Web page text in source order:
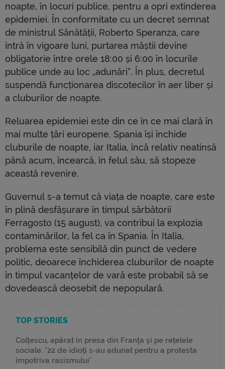
noapte, în locuri publice, pentru a opri extinderea
epidemiei. În conformitate cu un decret semnat
de ministrul Sănătății, Roberto Speranza, care
intră în vigoare luni, purtarea măștii devine
obligatorie între orele 18:00 și 6:00 în locurile
publice unde au loc „adunări”. În plus, decretul
suspendă funcționarea discotecilor în aer liber și
a cluburilor de noapte.
Reluarea epidemiei este din ce în ce mai clară în
mai multe țări europene. Spania își închide
cluburile de noapte, iar Italia, încă relativ neatinsă
până acum, încearcă, în felul său, să stopeze
această revenire.
Guvernul s-a temut că viața de noapte, care este
în plină desfășurare în timpul sărbătorii
Ferragosto (15 august), va contribui la explozia
contaminărilor, la fel ca în Spania. În Italia,
problema este sensibilă din punct de vedere
politic, deoarece închiderea cluburilor de noapte
în timpul vacanțelor de vară este probabil să se
dovedească deosebit de nepopulară.
TOP STORIES
Colțescu, apărat în presa din Franța și pe rețelele
sociale. "22 de idioți s-au adunat pentru a protesta
împotriva rasismului"